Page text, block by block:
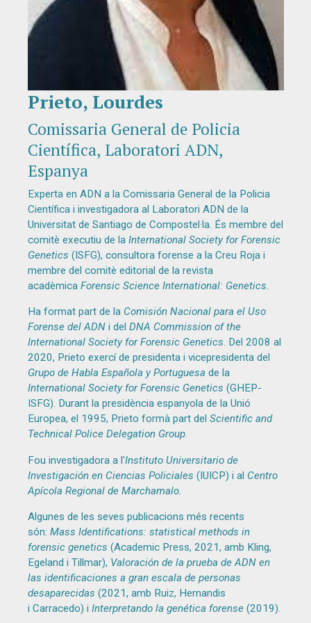
Diapositiva 1 de 1
Prieto, Lourdes
Comissaria General de Policia
Científica, Laboratori ADN,
Espanya
Experta en ADN a la Comissaria General de la Policia
Científica i investigadora al Laboratori ADN de la
Universitat de Santiago de Compostel·la. És membre del
comitè executiu de la International Society for Forensic
Genetics (ISFG), consultora forense a la Creu Roja i
membre del comitè editorial de la revista
acadèmica Forensic Science International: Genetics.
Ha format part de la Comisión Nacional para el Uso
Forense del ADNi del DNA Commission of the
International Society for Forensic Genetics. Del 2008 al
2020, Prieto exercí de presidenta i vicepresidenta del
Grupo de Habla Española y Portuguesa de la
International Society for Forensic Genetics (GHEP-
ISFG). Durant la presidència espanyola de la Unió
Europea, el 1995, Prieto formà part del Scientific and
Technical Police Delegation Group.
Fou investigadora a l'Instituto Universitario de
Investigación en Ciencias Policiales (IUICP) i al Centro
Apícola Regional de Marchamalo.
Algunes de les seves publicacions més recents
són: Mass Identifications: statistical methods in
forensic genetics (Academic Press, 2021, amb Kling,
Egeland i Tillmar), Valoración de la prueba de ADN en
las identificaciones a gran escala de personas
desaparecidas (2021, amb Ruiz, Hernandis
i Carracedo) i Interpretando la genética forense(2019).